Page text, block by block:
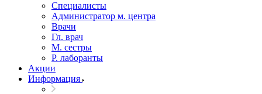
Специалисты
Администратор м. центра
Врачи
Гл. врач
М. сестры
Р. лаборанты
Акции
Информация